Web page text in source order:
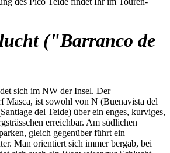
("Barranco de
sich im NW der Insel. Der
Masca, ist sowohl von N (Buenavista del
del Teide) über ein enges, kurviges,
erreichbar. Am südlichen
gleich gegenüber führt ein
Man orientiert sich immer bergab, bei